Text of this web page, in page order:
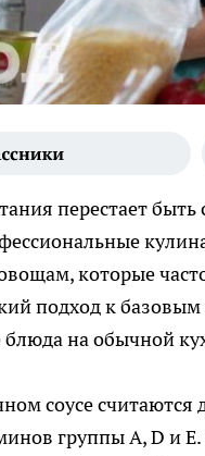
перестает
которые
подход к
на обычной
соусе
группы A, D и